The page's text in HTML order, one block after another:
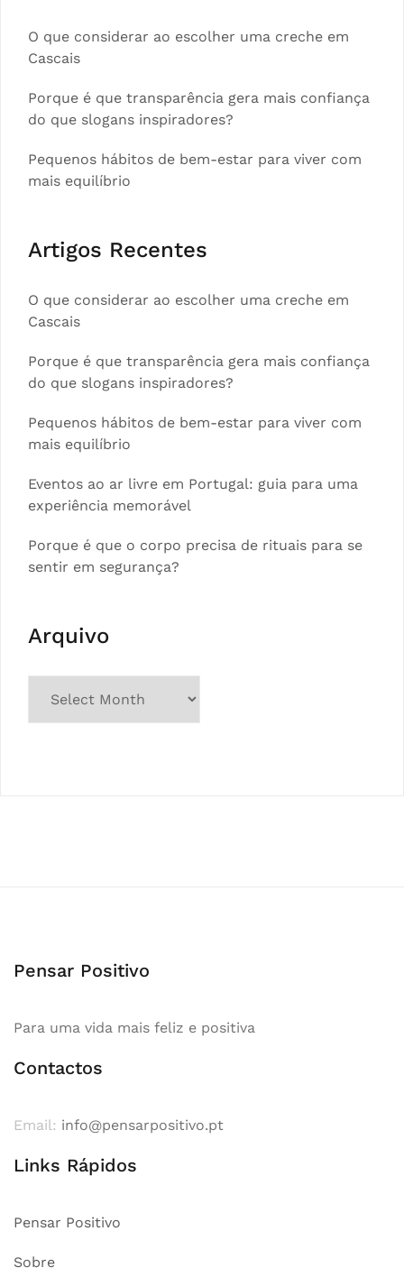
O que considerar ao escolher uma creche em
Cascais
Porque é que transparência gera mais confiança
do que slogans inspiradores?
Pequenos hábitos de bem-estar para viver com
mais equilíbrio
Artigos Recentes
O que considerar ao escolher uma creche em
Cascais
Porque é que transparência gera mais confiança
do que slogans inspiradores?
Pequenos hábitos de bem-estar para viver com
mais equilíbrio
Eventos ao ar livre em Portugal: guia para uma
experiência memorável
Porque é que o corpo precisa de rituais para se
sentir em segurança?
Arquivo
Pensar Positivo
Para uma vida mais feliz e positiva
Contactos
Email: info@pensarpositivo.pt
Links Rápidos
Pensar Positivo
Sobre